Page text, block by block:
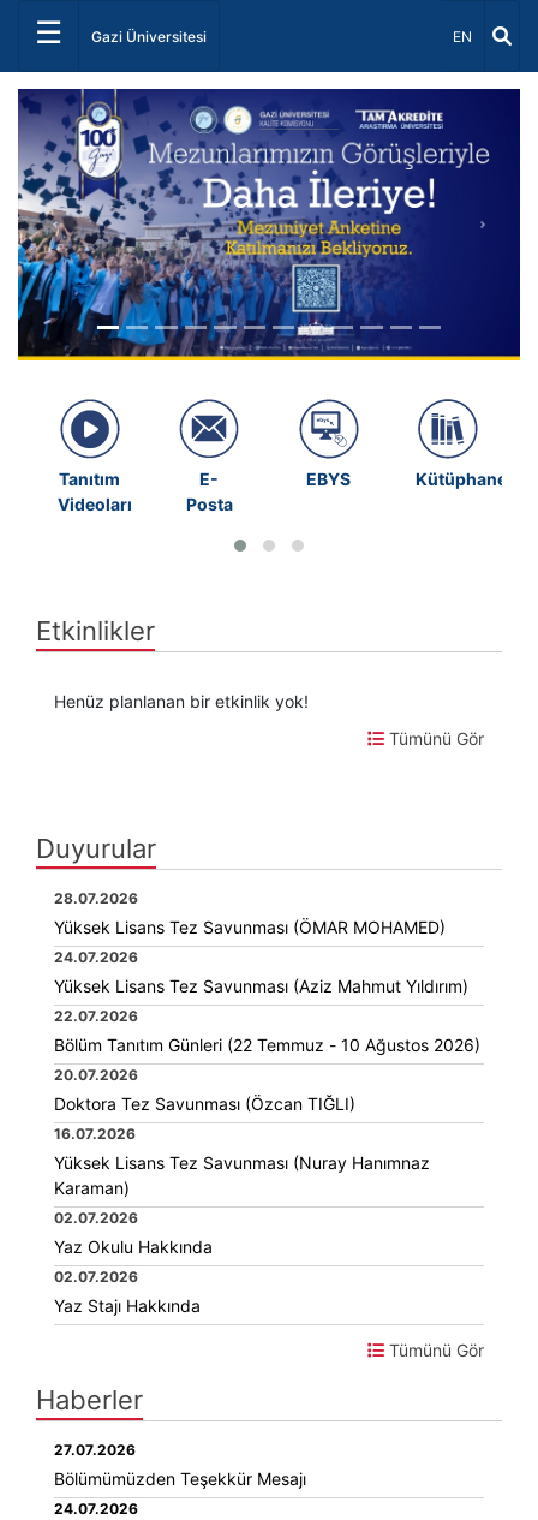
☰ Gazi Üniversitesi Dil Seçiniz
EN
Önceki
Tanıtım
Videoları
E-
Posta
EBYS Kütüphane
Etkinlikler
Henüz planlanan bir etkinlik yok!
Tümünü Gör
Duyurular
28.07.2026
Yüksek Lisans Tez Savunması (ÖMAR MOHAMED)
24.07.2026
Yüksek Lisans Tez Savunması (Aziz Mahmut Yıldırım)
22.07.2026
Bölüm Tanıtım Günleri (22 Temmuz - 10 Ağustos 2026)
20.07.2026
Doktora Tez Savunması (Özcan TIĞLI)
16.07.2026
Yüksek Lisans Tez Savunması (Nuray Hanımnaz
Karaman)
02.07.2026
Yaz Okulu Hakkında
02.07.2026
Yaz Stajı Hakkında
Tümünü Gör
Haberler
27.07.2026
Bölümümüzden Teşekkür Mesajı
24.07.2026